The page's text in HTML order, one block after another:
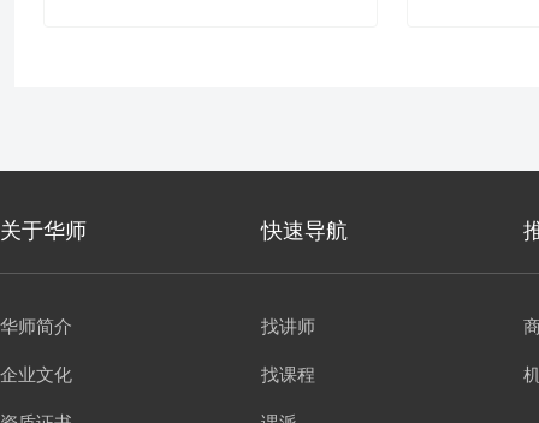
关于华师 快速导航
华师简介
企业文化
找讲师
找课程